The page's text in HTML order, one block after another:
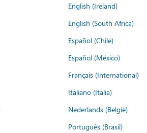
English (Ireland)
English (South Africa)
Español (Chile)
Español (México)
Français (International)
Italiano (Italia)
Nederlands (België)
Português (Brasil)